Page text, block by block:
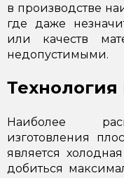
в производстве
где даже
или качеств
недопустимыми.
Технология
Наиболее
изготовления
является
добиться